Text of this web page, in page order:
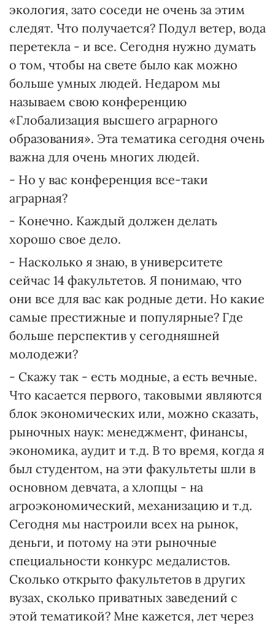
экология, зато соседи не очень за этим
следят. Что получается? Подул ветер, вода
перетекла - и все. Сегодня нужно думать
о том, чтобы на свете было как можно
больше умных людей. Недаром мы
называем свою конференцию
«Глобализация высшего аграрного
образования». Эта тематика сегодня очень
важна для очень многих людей.
- Но у вас конференция все-таки
аграрная?
- Конечно. Каждый должен делать
хорошо свое дело.
- Насколько я знаю, в университете
сейчас 14 факультетов. Я понимаю, что
они все для вас как родные дети. Но какие
самые престижные и популярные? Где
больше перспектив у сегодняшней
молодежи?
- Скажу так - есть модные, а есть вечные.
Что касается первого, таковыми являются
блок экономических или, можно сказать,
рыночных наук: менеджмент, финансы,
экономика, аудит и т.д. В то время, когда я
был студентом, на эти факультеты шли в
основном девчата, а хлопцы - на
агроэкономический, механизацию и т.д.
Сегодня мы настроили всех на рынок,
деньги, и потому на эти рыночные
специальности конкурс медалистов.
Сколько открыто факультетов в других
вузах, сколько приватных заведений с
этой тематикой? Мне кажется, лет через